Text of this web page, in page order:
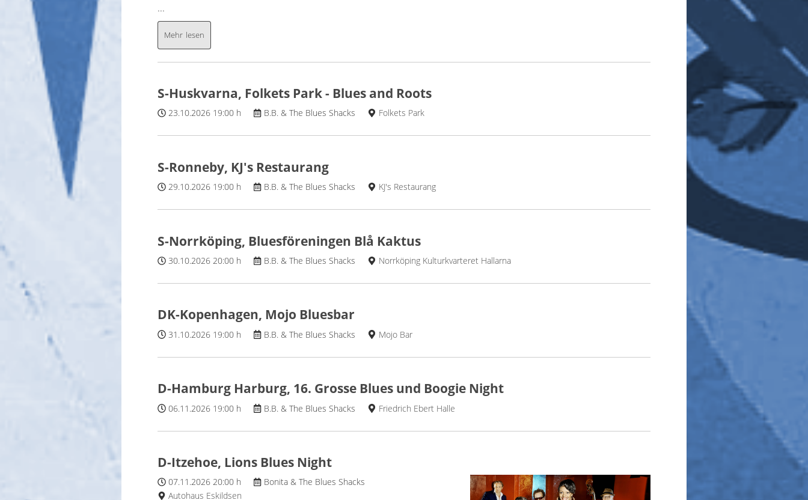
...
Mehr lesen
S-Huskvarna, Folkets Park - Blues and Roots
23.10.2026 19:00 h B.B. & The Blues Shacks Folkets Park
S-Ronneby, KJ's Restaurang
29.10.2026 19:00 h B.B. & The Blues Shacks KJ's Restaurang
S-Norrköping, Bluesföreningen Blå Kaktus
30.10.2026 20:00 h B.B. & The Blues Shacks Norrköping Kulturkvarteret Hallarna
DK-Kopenhagen, Mojo Bluesbar
31.10.2026 19:00 h B.B. & The Blues Shacks Mojo Bar
D-Hamburg Harburg, 16. Grosse Blues und Boogie Night
06.11.2026 19:00 h B.B. & The Blues Shacks Friedrich Ebert Halle
D-Itzehoe, Lions Blues Night
07.11.2026 20:00 h
Bonita & The Blues Shacks
Autohaus Eskildsen